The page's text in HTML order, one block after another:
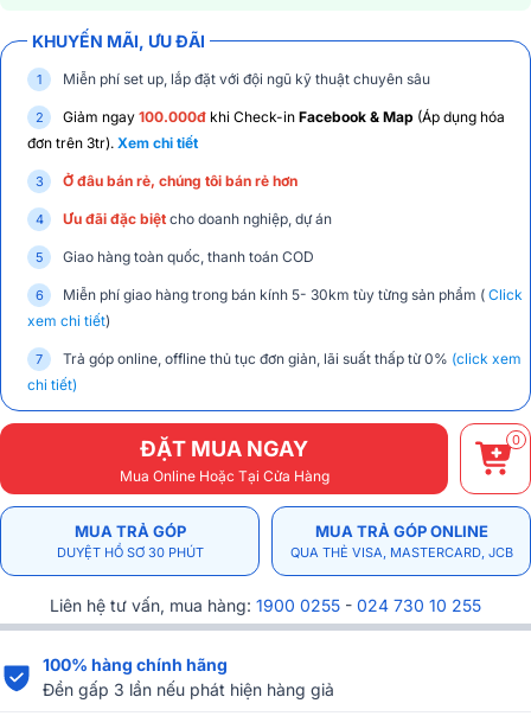
KHUYẾN MÃI, ƯU ĐÃI
Miễn phí set up, lắp đặt với đội ngũ kỹ thuật chuyên sâu
Giảm ngay 100.000đ khi Check-in Facebook & Map (Áp dụng hóa
đơn trên 3tr). Xem chi tiết
Ở đâu bán rẻ, chúng tôi bán rẻ hơn
Ưu đãi đặc biệt cho doanh nghiệp, dự án
Giao hàng toàn quốc, thanh toán COD
Miễn phí giao hàng trong bán kính 5- 30km tùy từng sản phẩm ( Click
xem chi tiết)
Trả góp online, offline thủ tục đơn giản, lãi suất thấp từ 0% (click xem
chi tiết)
ĐẶT MUA NGAY
Mua Online Hoặc Tại Cửa Hàng
0
MUA TRẢ GÓP
DUYỆT HỒ SƠ 30 PHÚT
MUA TRẢ GÓP ONLINE
QUA THẺ VISA, MASTERCARD, JCB
Liên hệ tư vấn, mua hàng: 1900 0255 - 024 730 10 255
100% hàng chính hãng
Đền gấp 3 lần nếu phát hiện hàng giả